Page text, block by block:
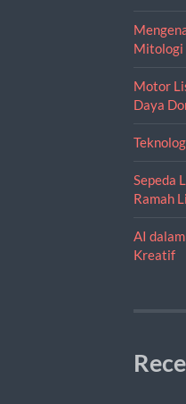
Mitologi
Motor
Daya
Sepeda
Ramah
AI
Kreatif